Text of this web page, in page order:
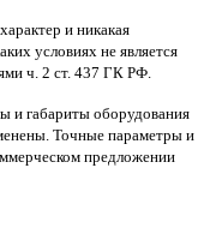
и никакая
условиях не является
ч. 2 ст. 437 ГК РФ.
и габариты оборудования
Точные параметры и
предложении